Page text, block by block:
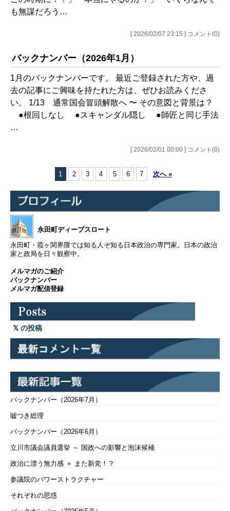
も無謀だろう…
[ 2026/02/07 23:15 ] コメント(0)
バックナンバー（2026年1月）
1月のバックナンバーです。 最近ご登録された方や、過
去の記事にご興味を持たれた方は、ぜひお読みくださ
い。 1/13 通常国会冒頭解散へ 〜 その意図と背景は？
●根回しなし ●スキャンダル隠し ●師匠と同じ手法
…
[ 2026/02/01 00:00 ] コメント(0)
1 2 3 4 5 6 7 次へ »
永田町ディープスロート
永田町・霞ヶ関界隈では知る人ぞ知る日本政治の専門家。日本の政治
家と政局を日々観察中。
メルマガのご紹介
バックナンバー
メルマガ配信登録
の投稿
バックナンバー（2026年7月）
嘘つき総理
バックナンバー（2026年6月）
立川市議会議員選挙 ～ 国政への影響と泡沫候補
政治に漂う無力感 ＋ また新党！？
参議院のパワーストラクチャー
それぞれの思惑